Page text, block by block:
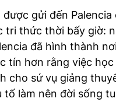
gửi đến
tri thức thời bấy giờ:
đã hình thành
tín hơn rằng việc
cho sứ vụ giảng
làm nên đời sống